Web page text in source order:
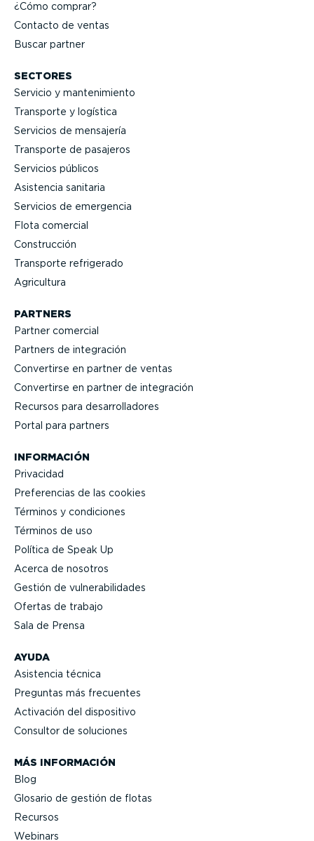
¿Cómo comprar?
Contacto de ventas
Buscar partner
SECTORES
Servicio y mante­ni­miento
Transporte y logística
Servicios de mensajería
Transporte de pasajeros
Servicios públicos
Asistencia sanitaria
Servicios de emergencia
Flota comercial
Construcción
Transporte refrigerado
Agricultura
AYUDA
Asistencia técnica
Preguntas más frecuentes
Activación del dispositivo
Consultor de soluciones
MÁS INFORMACIÓN
Blog
Glosario de gestión de flotas
Recursos
Webinars
PARTNERS
Partner comercial
Partners de integración
Convertirse en partner de ventas
Convertirse en partner de integración
Recursos para desarro­lla­dores
Portal para partners
INFORMACIÓN
Privacidad
Prefe­rencias de las cookies
Términos y condiciones
Términos de uso
Política de Speak Up
Acerca de nosotros
Gestión de vulne­ra­bi­li­dades
Ofertas de trabajo
Sala de Prensa